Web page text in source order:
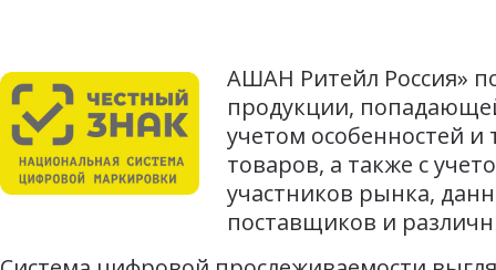
АШАН Ритейл Россия»
продукции,
учетом особенностей
товаров, а также с
участников рынка,
поставщиков и